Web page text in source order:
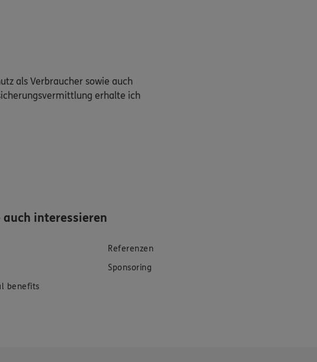
als Verbraucher sowie auch
erhalte ich
auch interessieren
Referenzen
Sponsoring
benefits